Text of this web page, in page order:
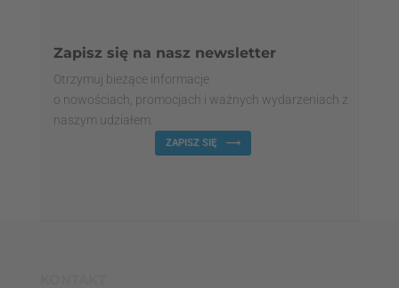
Zapisz się na nasz newsletter
Otrzymuj bieżące informacje
o nowościach, promocjach i ważnych wydarzeniach z
naszym udziałem.
ZAPISZ SIĘ